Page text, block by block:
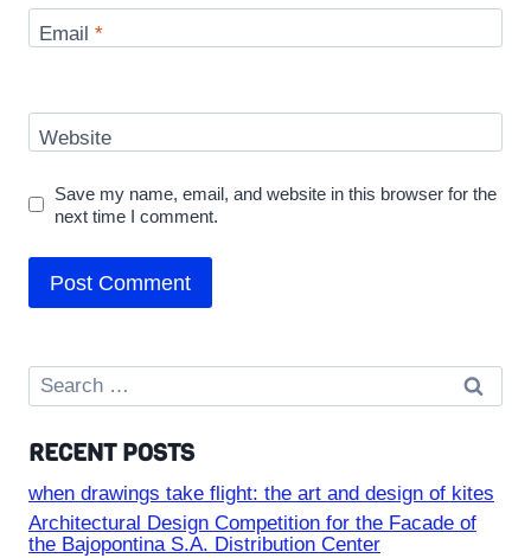
Email *
Website
Save my name, email, and website in this browser for the
next time I comment.
Search
for:
RECENT POSTS
when drawings take flight: the art and design of kites
Architectural Design Competition for the Facade of
the Bajopontina S.A. Distribution Center